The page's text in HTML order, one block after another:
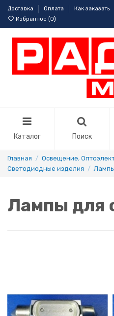
Доставка Оплата Как заказать
Избранное (0)
Каталог Поиск
Главная
Освещение,
Светодиодные изделия
Лампы для